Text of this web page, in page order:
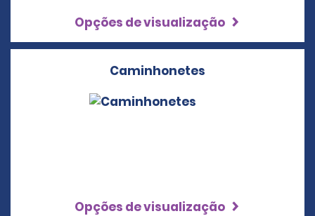
Opções de visualização
Caminhonetes
Opções de visualização